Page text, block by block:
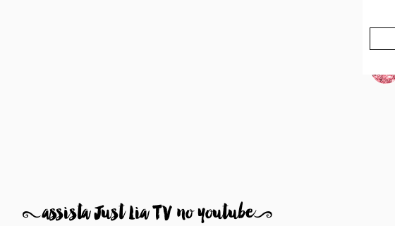
8assista Just Lia TV no youtube9